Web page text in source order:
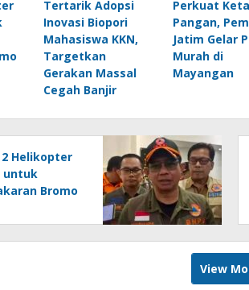
Tertarik Adopsi
Inovasi Biopori
Mahasiswa KKN,
Targetkan
Gerakan Massal
Cegah Banjir
Perkuat
Pangan,
Jatim Gelar
Murah di
Mayangan
2 Helikopter
untuk
Bromo
View